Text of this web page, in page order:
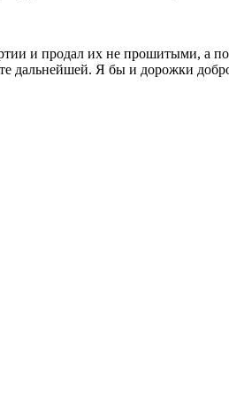
и продал их не прошитыми, а
Я бы и дорожки